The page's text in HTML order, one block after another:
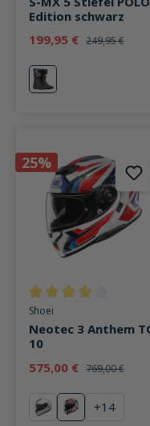
Edition schwarz
199,95 € 249,95 €
schwarz
25%
Durchschnittliche
Shoei
Neotec 3 Anthem
10
575,00 € 769,00 €
weißAnthem TC-10
+14